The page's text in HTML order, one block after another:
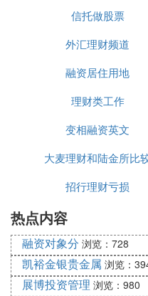
OneCloud作为独立于
目前，OneCloud 平台
及公有云采买&增值服
re、裸金属等企业原有
个公有云以新的架构逻
单独管理某个云平台，
企业全部IT基础设施的
本增效。
品
信托做股票
外汇理财频道
融资居住用地
理财类工作
变相融资英文
大麦理财和陆金所比
招行理财亏损
热点内容
融资对象分 浏览：728
凯裕金银贵金属 浏览：
展博投资管理 浏览：980